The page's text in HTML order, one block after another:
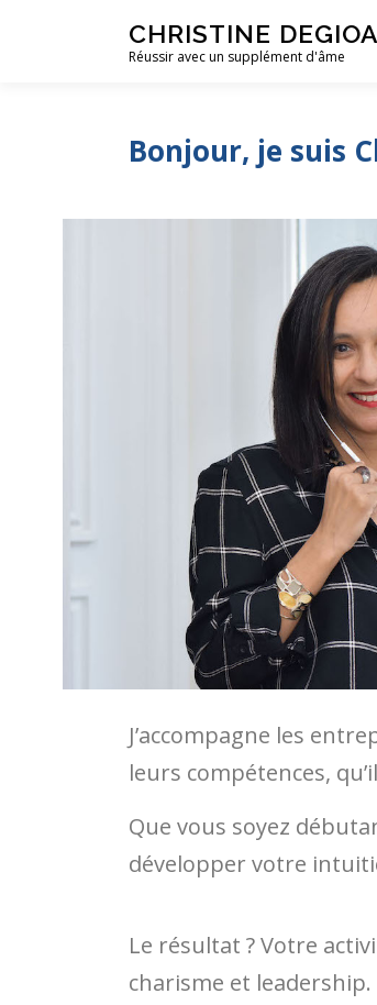
CHRISTINE
Réussir avec un supplément d'âme
Bonjour, je suis
J’accompagne les
leurs compétences,
Que vous soyez
développer votre
Le résultat ? Votre
charisme et leadership.